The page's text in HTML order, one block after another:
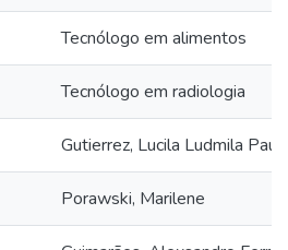
Tecnólogo em alimentos
Tecnólogo em radiologia
Gutierrez, Lucila Ludmila
Porawski, Marilene